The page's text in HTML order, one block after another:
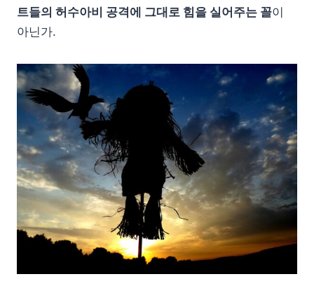
트들의 허수아비 공격에 그대로 힘을 실어주는 꼴이
아닌가.